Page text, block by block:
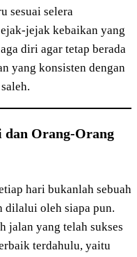
sesuai selera
jejak kebaikan yang
diri agar tetap berada
yang konsisten dengan
dan Orang-Orang
hari bukanlah sebuah
dilalui oleh siapa pun.
jalan yang telah sukses
terdahulu, yaitu